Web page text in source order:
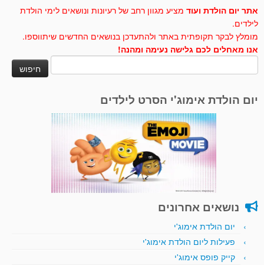
אתר יום הולדת ועוד מציע מגוון רחב של רעיונות ונושאים לימי הולדת
לילדים.
מומלץ לבקר תקופתית באתר ולהתעדכן בנושאים החדשים שיתווספו.
אנו מאחלים לכם גלישה נעימה ומהנה!
יום הולדת אימוג'י הסרט לילדים
נושאים אחרונים
יום הולדת אימוג'י
פעילות ליום הולדת אימוג'י
קייק פופס אימוג'י